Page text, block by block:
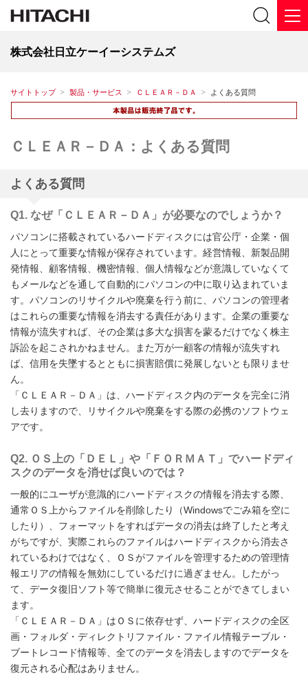
株式会社日立ケーイーシステムズ
サイトトップ 製品・サービス ＣＬＥＡＲ－ＤＡ よくある質問
ＣＬＥＡＲ－ＤＡ：よくある質問
よくある質問
Q1. なぜ「ＣＬＥＡＲ－ＤＡ」が必要なのでしょうか？
パソコンに搭載されているハードディスクには官公庁・企業・個
人にとって重要な情報が保存されています。経営情報、新製品開
発情報、顧客情報、機密情報、個人情報などが意識していなくて
もメールなどを通して自動的にパソコンの中に取り込まれていま
す。パソコンのリサイクルや廃棄を行う前に、パソコンの管理者
はこれらの重要な情報を消去する責任があります。企業の重要な
情報が流失すれば、その企業は多大な損害を蒙るだけでなく株主
訴訟を起こされかねません。また万が一顧客の情報が流失すれ
ば、信用を失墜するとともに損害賠償に発展しないとも限りませ
ん。
「ＣＬＥＡＲ－ＤＡ」は、ハードディスク内のデータを完全に消
し去りますので、リサイクルや廃棄をする際の必携のソフトウェ
アです。
Q2. ＯＳ上の「ＤＥＬ」や「ＦＯＲＭＡＴ」でハードディ
スクのデータを消せば良いのでは？
一般的にユーザが意識的にハードディスクの情報を消去する際、
通常ＯＳ上からファイルを削除したり（Windowsでごみ箱を空に
したり）、フォーマットをすればデータの消去は終了したと考え
がちですが、実際これらのファイルはハードディスクから消去さ
れているわけではなく、ＯＳがファイルを管理するための管理情
報エリアの情報を無効にしているだけに過ぎません。したがっ
て、データ復旧ソフト等で簡単に復元させることができてしまい
ます。
「ＣＬＥＡＲ－ＤＡ」はＯＳに依存せず、ハードディスクの全区
画・フォルダ・ディレクトリファイル・ファイル情報テーブル・
ブートレコード情報等、全てのデータを消去しますのでデータを
復元される心配はありません。